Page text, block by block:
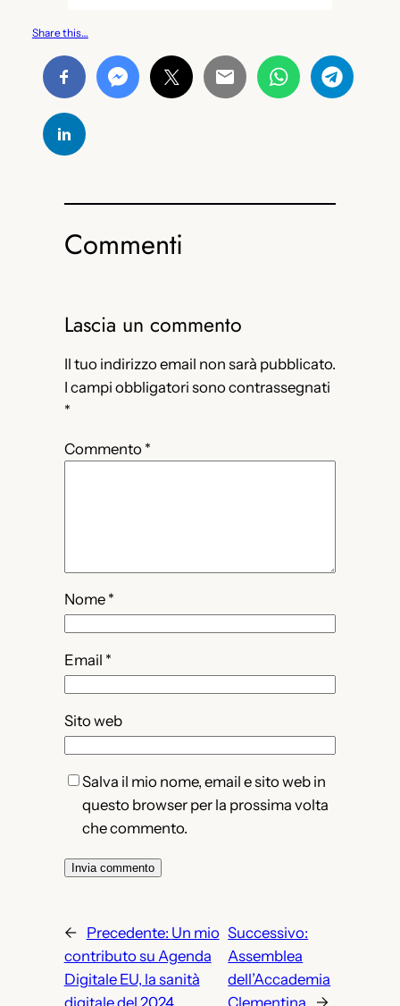
Share this…
Commenti
Lascia un commento
Il tuo indirizzo email non sarà pubblicato.
I campi obbligatori sono contrassegnati
*
Commento *
Nome *
Email *
Sito web
Salva il mio nome, email e sito web in
questo browser per la prossima volta
che commento.
← Precedente: Un mio
contributo su Agenda
Digitale EU, la sanità
Successivo:
Assemblea
dell’Accademia